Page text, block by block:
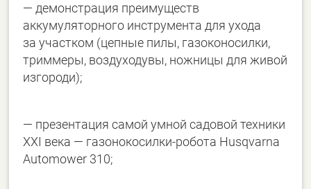
— демонстрация преимуществ
аккумуляторного инструмента для ухода
за участком (цепные пилы, газоконосилки,
триммеры, воздуходувы, ножницы для живой
изгороди);
— презентация самой умной садовой техники
XXI века — газонокосилки-робота Husqvarna
Automower 310;